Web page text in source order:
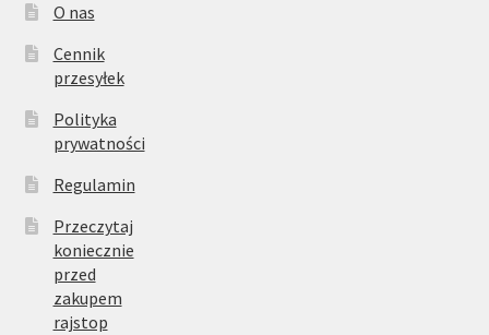
O nas
Cennik
przesyłek
Polityka
prywatności
Regulamin
Przeczytaj
koniecznie
przed
zakupem
rajstop